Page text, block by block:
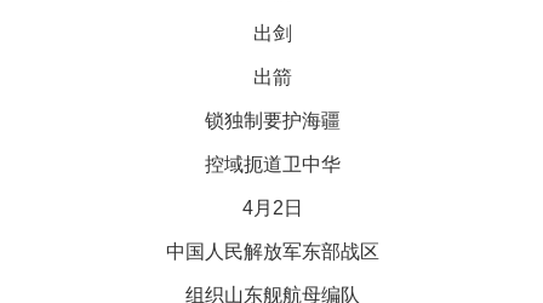
出剑
出箭
锁独制要护海疆
控域扼道卫中华
4月2日
中国人民解放军东部战区
组织山东舰航母编队
茶叶“炒上天”